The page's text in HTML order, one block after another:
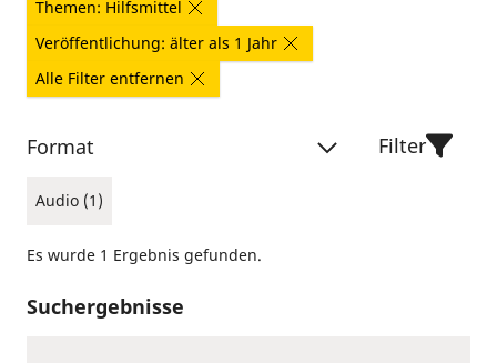
Themen: Hilfsmittel
Veröffentlichung: älter als 1 Jahr
Alle Filter entfernen
Format
Audio (1)
Filter
Es wurde 1 Ergebnis gefunden.
Suchergebnisse